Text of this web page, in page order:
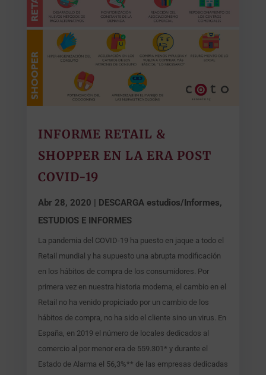
INFORME RETAIL &
SHOPPER EN LA ERA POST
COVID-19
Abr 28, 2020 | DESCARGA estudios/Informes,
ESTUDIOS E INFORMES
La pandemia del COVID-19 ha puesto en jaque a todo el
Retail mundial y ha supuesto una abrupta modificación
en los hábitos de compra de los consumidores. Por
primera vez en nuestra historia moderna, el cambio en el
Retail no ha venido propiciado por un cambio de los
hábitos de compra, no ha sido el cliente sino un virus. En
España, en 2019 el número de locales dedicados al
comercio al por menor era de 559.301* y durante el
Estado de Alarma el 56,3%** de las empresas dedicadas